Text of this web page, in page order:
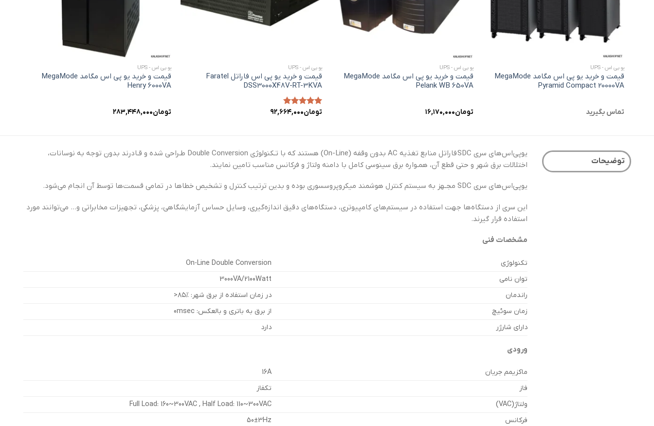
یو پی اس - UPS
قیمت و خرید یو پی اس مگامد MegaMode
Pyramid Compact 20000VA
تماس بگیرید
یو پی اس - UPS
قیمت و خرید یو پی اس مگامد MegaMode
Pelank WB 650VA
تومان۱۶,۱۷۰,۰۰۰
یو پی اس - UPS
قیمت و خرید یو پی اس فاراتل Faratel
DSS3000X48V-RT-3KVA
امتیاز۵.۰۰ تومان۹۲,۶۶۴,۰۰۰
یو پی اس - UPS
قیمت و خرید یو پی اس مگامد MegaMode
Henry 6000VA
تومان۲۸۳,۴۴۸,۰۰۰
توضیحات
یوپی‌اس‌های سری SDCفاراتل منابع تغذیه AC بدون وقفه (On-Line) هستند که با تـکنولوژی Double Conversion طـراحی شده و قـادرند بدون توجه به نوسانات،
اختلالات برق شهر و حتی قطع آن، همـواره برق سینوسی کامل با دامنه ولتاژ و فرکانس مناسب تامین نمایند.
یوپی‌اس‌های سری SDC مجـهز به سیستم کنترل هوشمند میکروپروسسوری بوده و بدین ترتیب کنترل و تشخیص خطاها در تمامی قسمت‌ها توسط آن انجام می‌شود.
این سری از دستگاه‌ها جهت استفاده در سیستم‌های کامپیوتری، دستگاه‌های دقیق اندازه‌گیری، وسایل حساس آزمایشگاهی، پزشکی، تجهیزات مخابراتی و… می‌توانند مورد
استفاده قرار گیرند.
مشخصات فنی
تکنولوژی
On-Line Double Conversion
توان نامی
3000VA/2100Watt
راندمان
در زمان استفاده از برق شهر: %۸۵<
زمان سوئیچ
از برق به باتری و بالعکس: 0msec
دارای شارژر
دارد
ورودی
ماکزیمم جریان
16A
فاز
تکفاز
ولتاژ(VAC)
Full Load: 160~300VAC , Half Load: 110~300VAC
فرکانس
50±3Hz